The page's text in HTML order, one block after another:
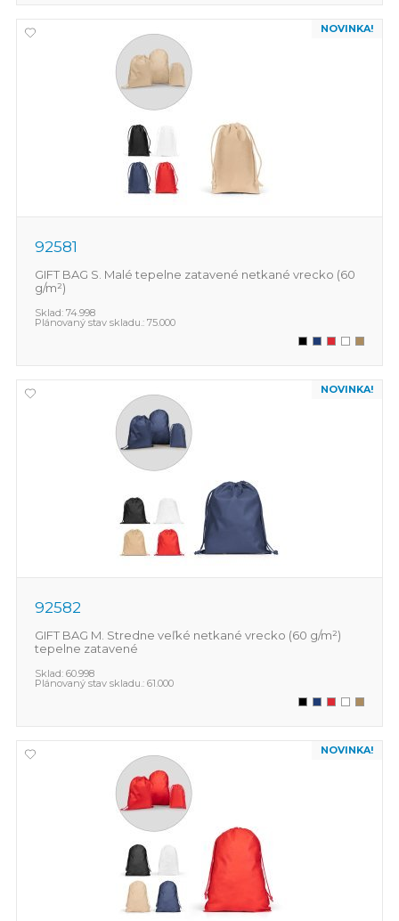
NOVINKA!
92581
GIFT BAG S. Malé tepelne zatavené netkané vrecko (60
g/m²)
Sklad: 74.998
Plánovaný stav skladu.: 75.000
NOVINKA!
92582
GIFT BAG M. Stredne veľké netkané vrecko (60 g/m²)
tepelne zatavené
Sklad: 60.998
Plánovaný stav skladu.: 61.000
NOVINKA!